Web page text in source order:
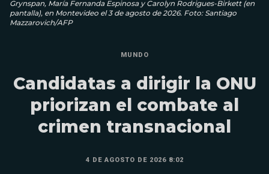
Grynspan, María Fernanda Espinosa y Carolyn Rodrigues-Birkett (en
pantalla), en Montevideo el 3 de agosto de 2026. Foto: Santiago
Mazzarovich/AFP
MUNDO
Candidatas a dirigir la ONU
priorizan el combate al
crimen transnacional
4 DE AGOSTO DE 2026 8:02